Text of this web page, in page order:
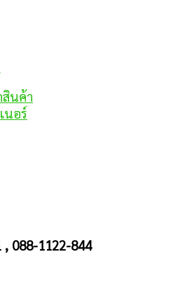
นค้า
นอร์
, 088-1122-844